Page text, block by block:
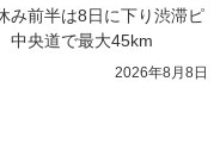
み前半は8日に下り渋滞ピ
中央道で最大45km
2026年8月8日